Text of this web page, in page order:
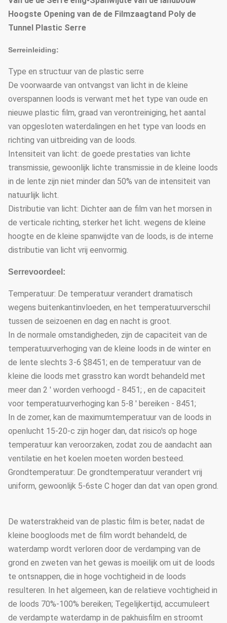
Hoogste Opening van de de Filmzaagtand Poly de
Tunnel Plastic Serre
Serreinleiding:
Type en structuur van de plastic serre
De voorwaarde van ontvangst van licht in de kleine
overspannen loods is verwant met het type van oude en
nieuwe plastic film, graad van verontreiniging, het aantal
van opgesloten waterdalingen en het type van loods en
richting van uitbreiding van de loods.
Intensiteit van licht: de goede prestaties van lichte
transmissie, gewoonlijk lichte transmissie in de kleine loods
in de lente zijn niet minder dan 50% van de intensiteit van
natuurlijk licht.
Distributie van licht: Dichter aan de film van het morsen in
de verticale richting, sterker het licht. wegens de kleine
hoogte en de kleine spanwijdte van de loods, is de interne
distributie van licht vrij eenvormig.
Serrevoordeel:
Temperatuur: De temperatuur verandert dramatisch
wegens buitenkantinvloeden, en het temperatuurverschil
tussen de seizoenen en dag en nacht is groot.
In de normale omstandigheden, zijn de capaciteit van de
temperatuurverhoging van de kleine loods in de winter en
de lente slechts 3-6 $8451; en de temperatuur van de
kleine die loods met grasstro kan wordt behandeld met
meer dan 2 ' worden verhoogd - 8451; , en de capaciteit
voor temperatuurverhoging kan 5-8 ' bereiken - 8451;
In de zomer, kan de maximumtemperatuur van de loods in
openlucht 15-20-c zijn hoger dan, dat risico's op hoge
temperatuur kan veroorzaken, zodat zou de aandacht aan
ventilatie en het koelen moeten worden besteed.
Grondtemperatuur: De grondtemperatuur verandert vrij
uniform, gewoonlijk 5-6ste C hoger dan dat van open grond.
De waterstrakheid van de plastic film is beter, nadat de
kleine boogloods met de film wordt behandeld, de
waterdamp wordt verloren door de verdamping van de
grond en zweten van het gewas is moeilijk om uit de loods
te ontsnappen, die in hoge vochtigheid in de loods
resulteren. In het algemeen, kan de relatieve vochtigheid in
de loods 70%-100% bereiken; Tegelijkertijd, accumuleert
de verdampte waterdamp in de pakhuisfilm en stroomt